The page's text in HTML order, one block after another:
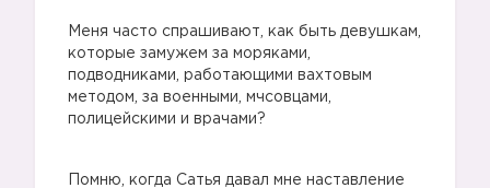
Меня часто спрашивают, как быть девушкам,
которые замужем за моряками,
подводниками, работающими вахтовым
методом, за военными, мчсовцами,
полицейскими и врачами?
Помню, когда Сатья давал мне наставление